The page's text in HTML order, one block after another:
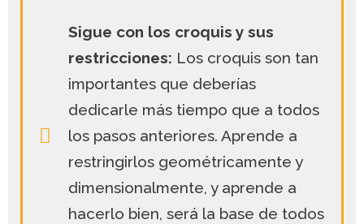
Sigue con los croquis y sus
restricciones: Los croquis son tan
importantes que deberías
dedicarle más tiempo que a todos
los pasos anteriores. Aprende a
restringirlos geométricamente y
dimensionalmente, y aprende a
hacerlo bien, será la base de todos